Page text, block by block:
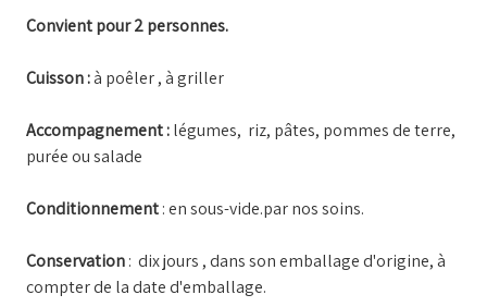
Convient pour 2 personnes.
Cuisson :à poêler , à griller
Accompagnement :légumes, riz, pâtes, pommes de terre,
purée ou salade
Conditionnement: en sous-vide.par nos soins.
Conservation: dix jours , dans son emballage d'origine, à
compter de la date d'emballage.